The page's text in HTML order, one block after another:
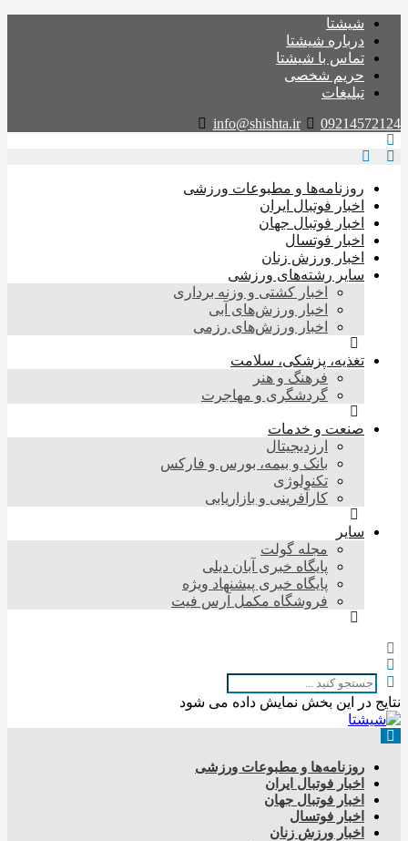
شیشتا
درباره شیشتا
تماس با شیشتا
حریم شخصی
تبلیغات
09214572124
info@shishta.ir
روزنامه‌ها و مطبوعات ورزشی
اخبار فوتبال ایران
اخبار فوتبال جهان
اخبار فوتسال
اخبار ورزش زنان
سایر رشته‌های ورزشی
اخبار کشتی و وزنه برداری
اخبار ورزش‌های آبی
اخبار ورزش‌های رزمی
تغذیه، پزشکی، سلامت
فرهنگ و هنر
گردشگری و مهاجرت
صنعت و خدمات
ارزدیجیتال
بانک و بیمه، بورس و فارکس
تکنولوژی
کارآفرینی و بازاریابی
سایر
مجله گولت
پایگاه خبری آبان دیلی
پایگاه خبری پیشنهاد ویژه
فروشگاه مکمل آرس فیت
نتایج در این بخش نمایش داده می شود
روزنامه‌ها و مطبوعات ورزشی
اخبار فوتبال ایران
اخبار فوتبال جهان
اخبار فوتسال
اخبار ورزش زنان